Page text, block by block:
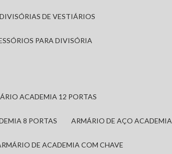
DIVISÓRIAS DE VESTIÁRIOS
PARA DIVISÓRIA
ACADEMIA 12 PORTAS
8 PORTAS ARMÁRIO DE AÇO ACADEMIA
ARMÁRIO DE ACADEMIA COM CHAVE